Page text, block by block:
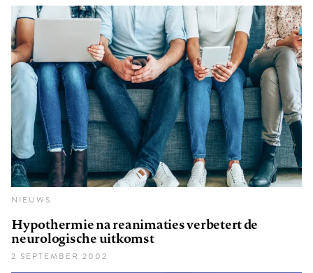
NIEUWS
Hypothermie na reanimaties verbetert de
neurologische uitkomst
2 SEPTEMBER 2002